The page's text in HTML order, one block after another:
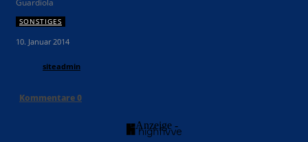
Guardiola
SONSTIGES
10. Januar 2014
siteadmin
Kommentare0
- Anzeige -